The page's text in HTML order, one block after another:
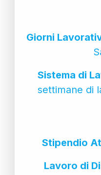
Giorni
Sistema di
settimane di
Stipendio
Lavoro di